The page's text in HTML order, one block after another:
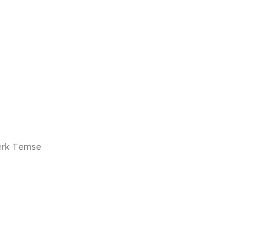
Temse